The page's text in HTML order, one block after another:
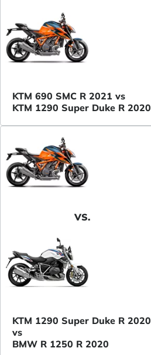
KTM 690 SMC R 2021 vs
KTM 1290 Super Duke R 2020
VS.
KTM 1290 Super Duke R 2020
vs
BMW R 1250 R 2020